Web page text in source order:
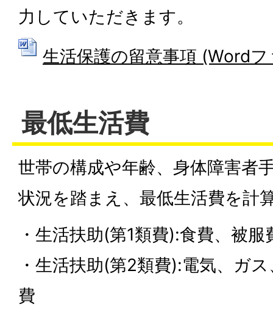
力していただきます。
生活保護の留意事項 (Word
最低生活費
世帯の構成や年齢、身体障害者
状況を踏まえ、最低生活費を計
・生活扶助(第1類費):食費、被
・生活扶助(第2類費):電気、ガ
費